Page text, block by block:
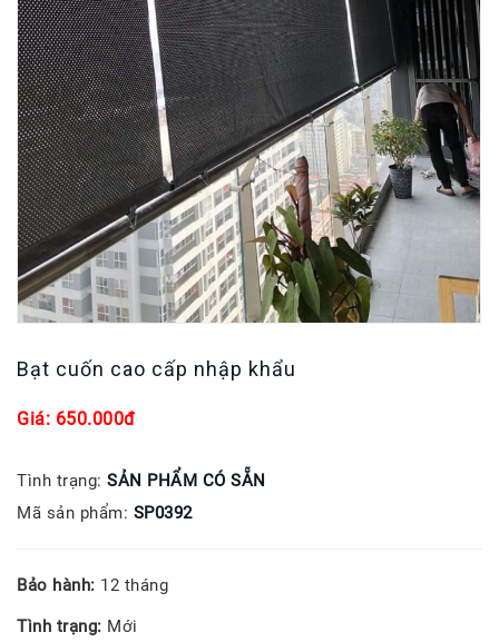
Bạt cuốn cao cấp nhập khẩu
Giá: 650.000đ
Tình trạng: SẢN PHẨM CÓ SẴN
Mã sản phẩm: SP0392
Bảo hành: 12 tháng
Tình trạng: Mới